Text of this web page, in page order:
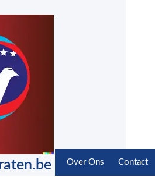
Over Ons Contact